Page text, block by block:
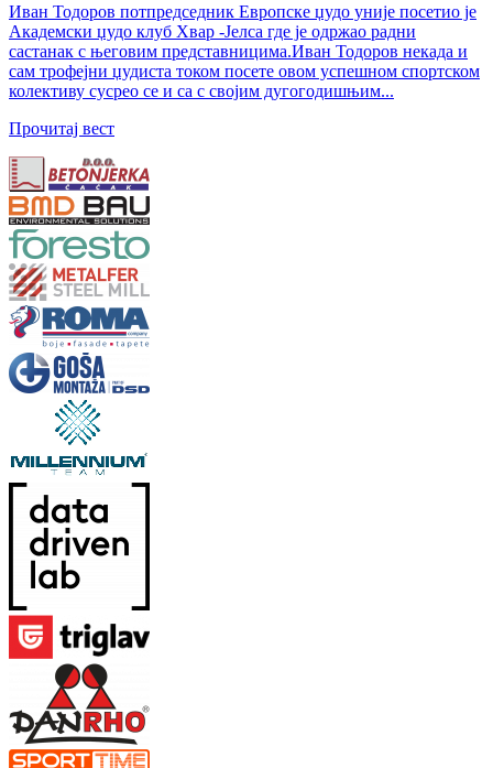
Иван Тодоров потпредседник Европске џудо уније посетио је
Академски џудо клуб Хвар -Јелса где је одржао радни
састанак с његовим представницима.Иван Тодоров некада и
сам трофејни џудиста током посете овом успешном спортском
колективу сусрео се и са с својим дугогодишњим...
Прочитај вест